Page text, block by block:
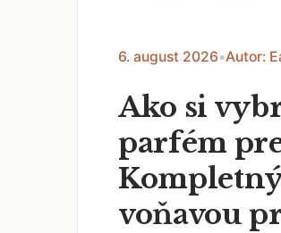
6. august 2026•Autor:
Ako si
parfém
voňavou